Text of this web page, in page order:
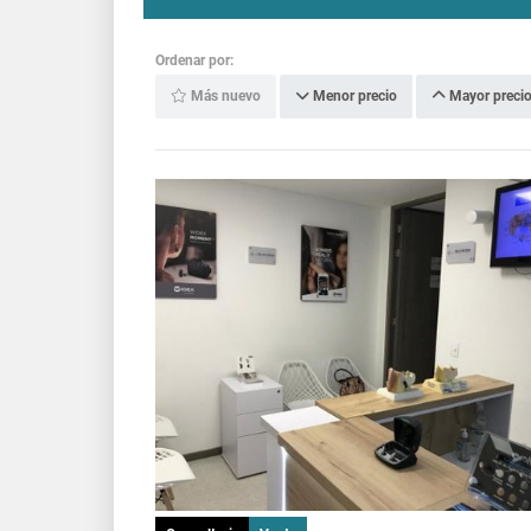
Ordenar por:
Más nuevo Menor precio Mayor precio